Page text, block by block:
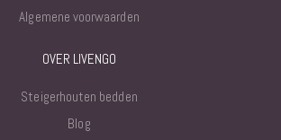
Algemene voorwaarden
OVER LIVENGO
Steigerhouten bedden
Blog